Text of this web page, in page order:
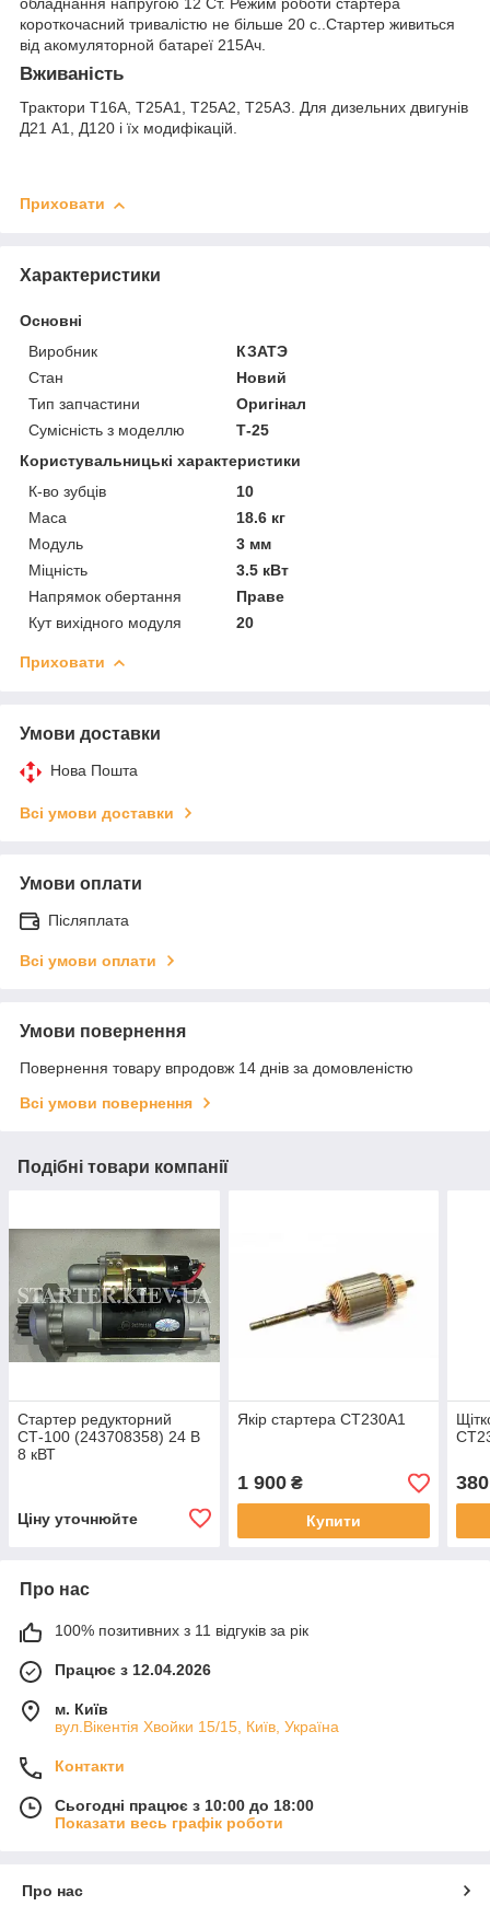
обладнання напругою 12 Ст. Режим роботи стартера
короткочасний тривалістю не більше 20 с..Стартер живиться
від акомуляторной батареї 215Ач.
Вживаність
Трактори Т16А, Т25А1, Т25А2, Т25А3. Для дизельних двигунів
Д21 А1, Д120 і їх модифікацій.
Приховати
Характеристики
Основні
Виробник
КЗАТЭ
Стан
Новий
Тип запчастини
Оригінал
Сумісність з моделлю
Т-25
Користувальницькі характеристики
К-во зубців
10
Маса
18.6 кг
Модуль
3 мм
Міцність
3.5 кВт
Напрямок обертання
Праве
Кут вихідного модуля
20
Приховати
Умови доставки
Нова Пошта
Всі умови доставки
Умови оплати
Післяплата
Всі умови оплати
Умови повернення
Повернення товару впродовж 14 днів за домовленістю
Всі умови повернення
Подібні товари компанії
Стартер редукторний
СТ-100 (243708358) 24 В
8 кВТ
Ціну уточнюйте
Якір стартера СТ230А1
1 900₴
Купити
380
Про нас
100% позитивних з 11 відгуків за рік
Працює з 12.04.2026
м. Київ
вул.Вікентія Хвойки 15/15, Київ, Україна
Контакти
Сьогодні працює з 10:00 до 18:00
Показати весь графік роботи
Про нас